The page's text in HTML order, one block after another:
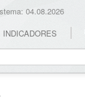
04.08.2026
INDICADORES